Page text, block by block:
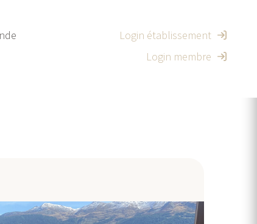
Login établissement
Login membre